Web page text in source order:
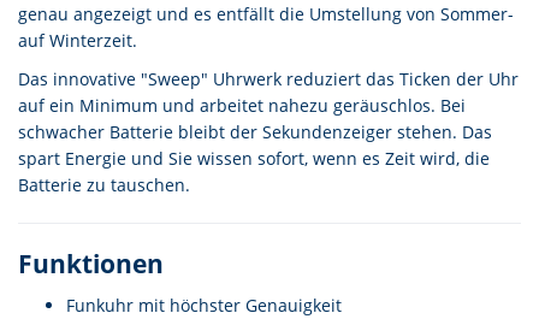
genau angezeigt und es entfällt die Umstellung von Sommer-
auf Winterzeit.
Das innovative "Sweep" Uhrwerk reduziert das Ticken der Uhr
auf ein Minimum und arbeitet nahezu geräuschlos. Bei
schwacher Batterie bleibt der Sekundenzeiger stehen. Das
spart Energie und Sie wissen sofort, wenn es Zeit wird, die
Batterie zu tauschen.
Funktionen
Funkuhr mit höchster Genauigkeit